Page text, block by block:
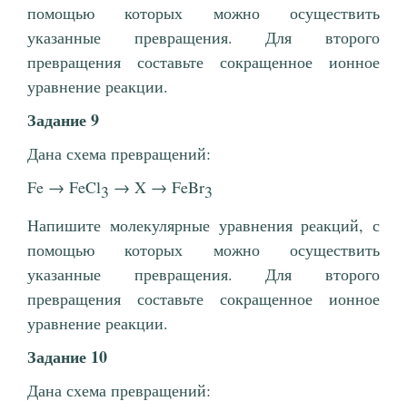
помощью которых можно осуществить
указанные превращения. Для второго
превращения составьте сокращенное ионное
уравнение реакции.
Задание 9
Дана схема превращений:
Fe → FeCl3 → X → FeBr3
Напишите молекулярные уравнения реакций, с
помощью которых можно осуществить
указанные превращения. Для второго
превращения составьте сокращенное ионное
уравнение реакции.
Задание 10
Дана схема превращений: